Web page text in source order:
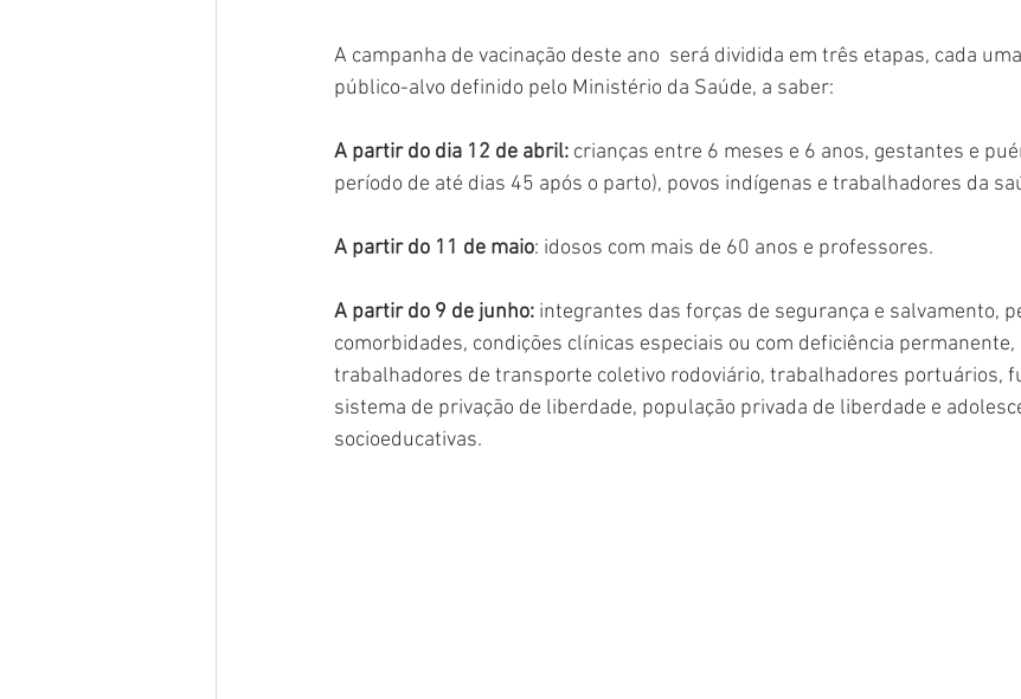
A campanha de vacinação deste ano  será dividida em três etapas, cada
público-alvo definido pelo Ministério da Saúde, a saber:
A partir do dia 12 de abril: crianças entre 6 meses e 6 anos, gestantes e
período de até dias 45 após o parto), povos indígenas e trabalhadores da
A partir do 11 de maio: idosos com mais de 60 anos e professores.
A partir do 9 de junho: integrantes das forças de segurança e salvamento,
comorbidades, condições clínicas especiais ou com deficiência
trabalhadores de transporte coletivo rodoviário, trabalhadores portuários,
sistema de privação de liberdade, população privada de liberdade e
socioeducativas.